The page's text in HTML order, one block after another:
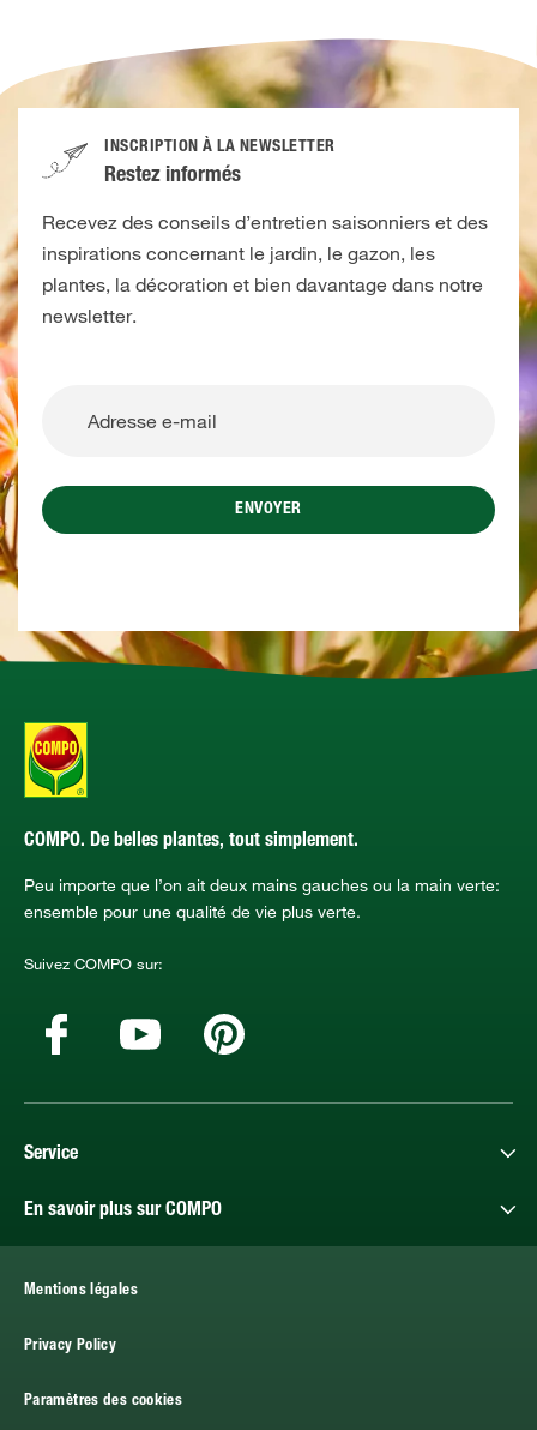
INSCRIPTION À LA NEWSLETTER
Restez informés
Recevez des conseils d’entretien saisonniers et des
inspirations concernant le jardin, le gazon, les
plantes, la décoration et bien davantage dans notre
newsletter.
ENVOYER
COMPO. De belles plantes, tout simplement.
Peu importe que l’on ait deux mains gauches ou la main verte:
ensemble pour une qualité de vie plus verte.
Suivez COMPO sur:
Service
En savoir plus sur COMPO
Mentions légales
Privacy Policy
Paramètres des cookies